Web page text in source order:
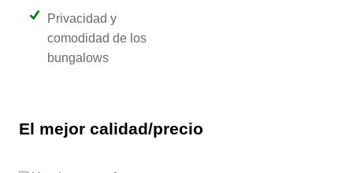
Privacidad y
comodidad de los
bungalows
El mejor calidad/precio